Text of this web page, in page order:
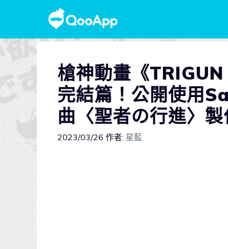
槍神動畫《
完結篇！公開使用
曲〈聖者の行進〉
2023/03/26 作者: 星藍